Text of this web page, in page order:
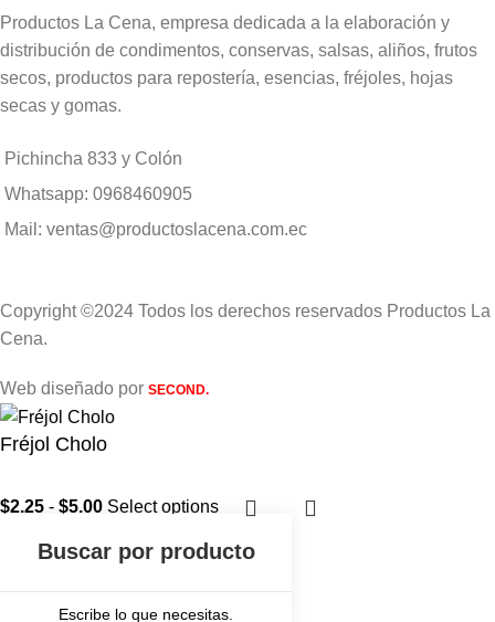
Productos La Cena, empresa dedicada a la elaboración y
distribución de condimentos, conservas, salsas, aliños, frutos
secos, productos para repostería, esencias, fréjoles, hojas
secas y gomas.
Pichincha 833 y Colón
Whatsapp: 0968460905
Mail: ventas@productoslacena.com.ec
Copyright ©2024 Todos los derechos reservados Productos La
Cena.
Web diseñado por SECOND.
Escribe lo que necesitas.
Fréjol Cholo
$2.25 - $5.00 Select options